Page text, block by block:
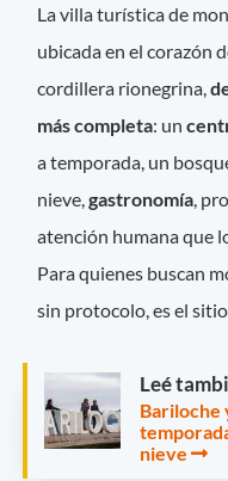
La villa turística de
ubicada en el corazón
cordillera rionegrina,
más completa: un
a temporada, un
nieve,gastronomía ,
atención humana que
Para quienes buscan
sin protocolo, es el sitio
Leé
Bariloche
nieve